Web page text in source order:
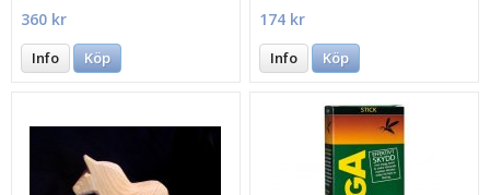
360 kr
Info Köp
174 kr
Info Köp